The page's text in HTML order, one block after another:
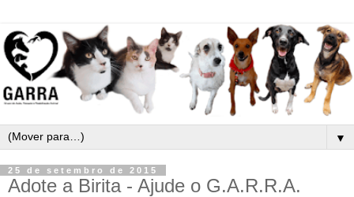
▼
25 de setembro de 2015
Adote a Birita - Ajude o G.A.R.R.A.